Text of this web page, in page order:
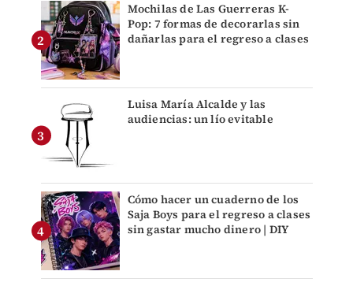
Mochilas de Las Guerreras K-
Pop: 7 formas de decorarlas sin
dañarlas para el regreso a clases
Luisa María Alcalde y las
audiencias: un lío evitable
Cómo hacer un cuaderno de los
Saja Boys para el regreso a clases
sin gastar mucho dinero | DIY